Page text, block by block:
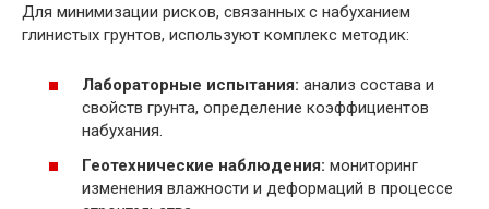
Для минимизации рисков, связанных с набуханием
глинистых грунтов, используют комплекс методик:
Лабораторные испытания: анализ состава и
свойств грунта, определение коэффициентов
набухания.
Геотехнические наблюдения: мониторинг
изменения влажности и деформаций в процессе